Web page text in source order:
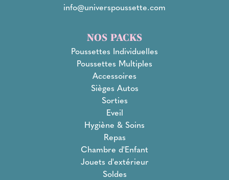
info@universpoussette.com
NOS PACKS
Poussettes Individuelles
Poussettes Multiples
Accessoires
Sièges Autos
Sorties
Eveil
Hygiène & Soins
Repas
Chambre d'Enfant
Jouets d'extérieur
Soldes